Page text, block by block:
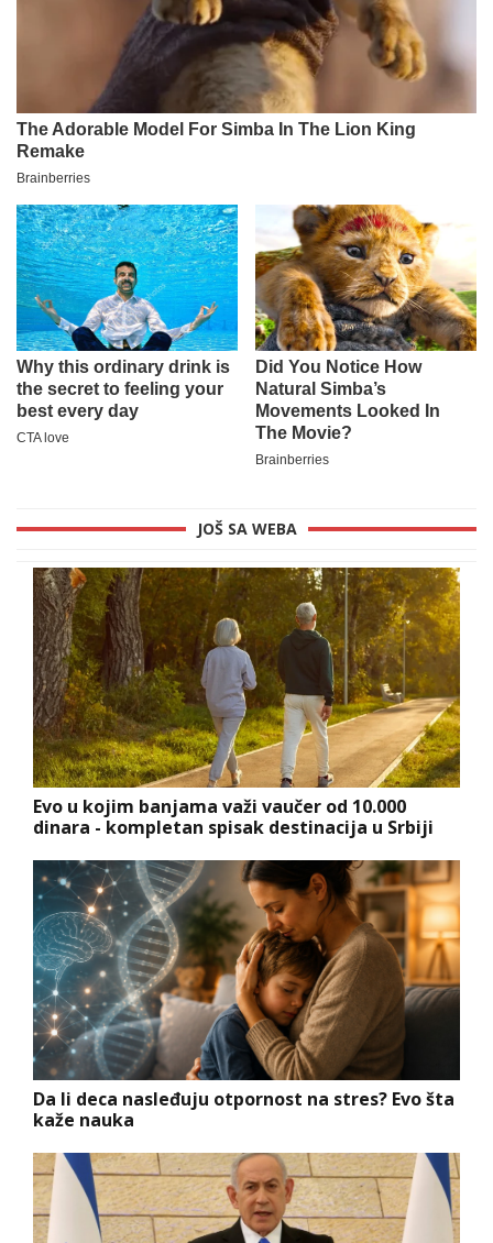
JOŠ SA WEBA
Evo u kojim banjama važi vaučer od 10.000
dinara - kompletan spisak destinacija u Srbiji
Da li deca nasleđuju otpornost na stres? Evo šta
kaže nauka